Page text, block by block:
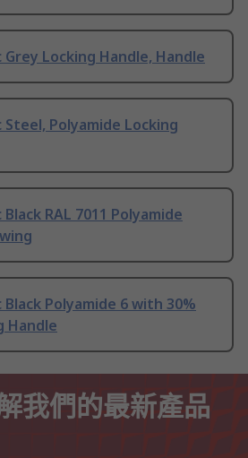
Locking Handle, Handle
Polyamide Locking
RAL 7011 Polyamide
Polyamide 6 with 30%
Handle
我們的最新產品